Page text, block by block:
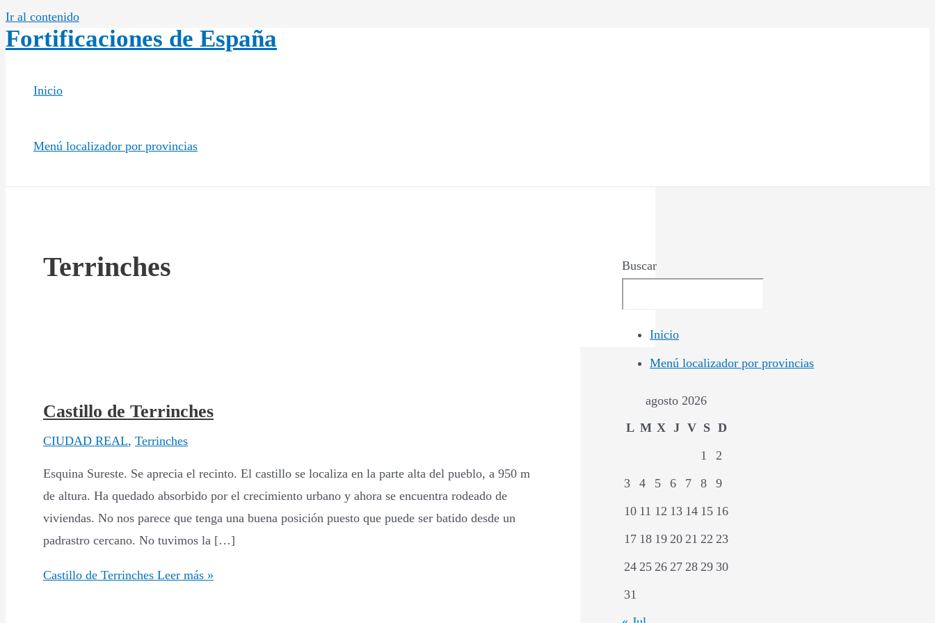
Ir al contenido
Fortificaciones de España
Inicio
Menú localizador por provincias
Terrinches
Castillo de Terrinches
CIUDAD REAL, Terrinches
Esquina Sureste. Se aprecia el recinto. El castillo se localiza en la parte alta del pueblo, a 950 m
de altura. Ha quedado absorbido por el crecimiento urbano y ahora se encuentra rodeado de
viviendas. No nos parece que tenga una buena posición puesto que puede ser batido desde un
padrastro cercano. No tuvimos la […]
Castillo de Terrinches Leer más »
Buscar
Inicio
Menú localizador por provincias
agosto 2026
L M X J V S D
1
2
3
4 5 6 7 8
9
10 11 12 13 14 15 16
17 18 19 20 21 22 23
24 25 26 27 28 29 30
31